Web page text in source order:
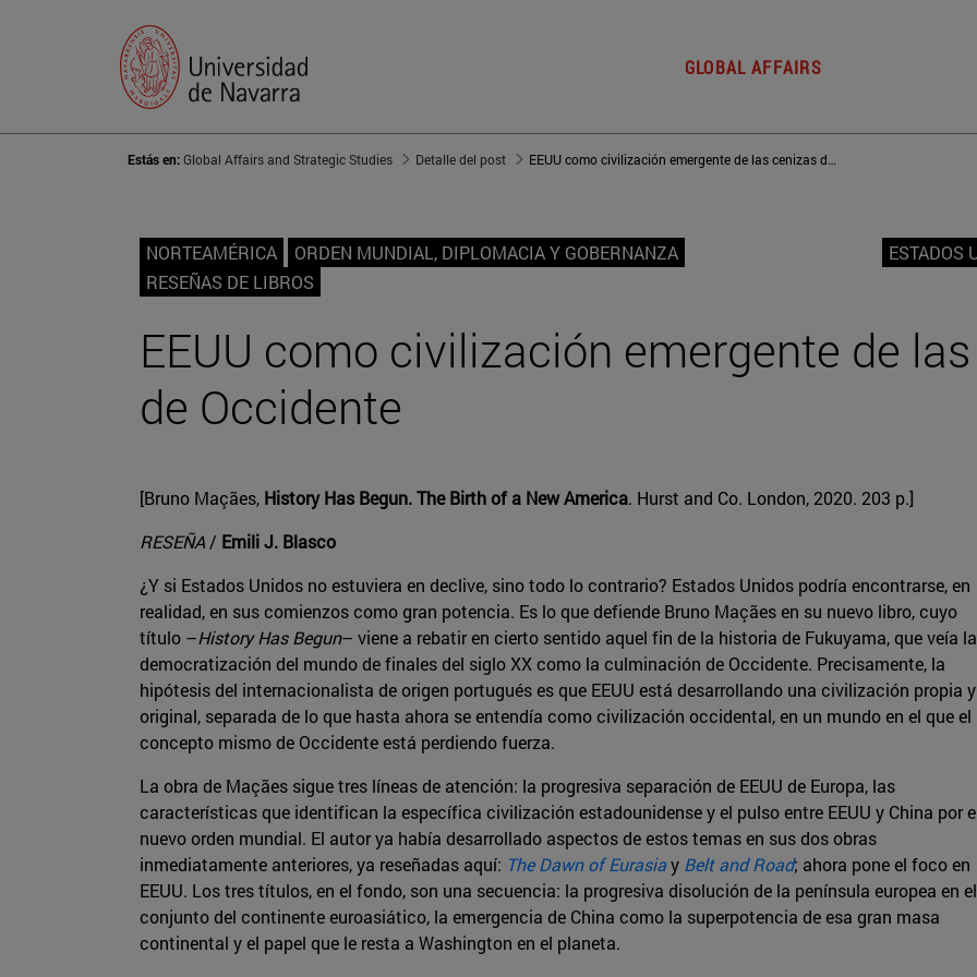
GLOBAL AFFAIRS
Estás en:Global Affairs and Strategic Studies Detalle del post EEUU como civilización emergente de las cenizas de Occidente
NORTEAMÉRICA
ORDEN MUNDIAL, DIPLOMACIA Y GOBERNANZA
RESEÑAS DE LIBROS
ESTADOS
EEUU como civilización emergente de
de Occidente
[Bruno Maçães, History Has Begun. The Birth of a New America. Hurst and Co. London, 2020. 203 p.]
RESEÑA / Emili J. Blasco
¿Y si Estados Unidos no estuviera en declive, sino todo lo contrario? Estados Unidos podría encontrarse, en
realidad, en sus comienzos como gran potencia. Es lo que defiende Bruno Maçães en su nuevo libro, cuyo
título –History Has Begun– viene a rebatir en cierto sentido aquel fin de la historia de Fukuyama, que veía la
democratización del mundo de finales del siglo XX como la culminación de Occidente. Precisamente, la
hipótesis del internacionalista de origen portugués es que EEUU está desarrollando una civilización propia y
original, separada de lo que hasta ahora se entendía como civilización occidental, en un mundo en el que el
concepto mismo de Occidente está perdiendo fuerza.
La obra de Maçães sigue tres líneas de atención: la progresiva separación de EEUU de Europa, las
características que identifican la específica civilización estadounidense y el pulso entre EEUU y China por
nuevo orden mundial. El autor ya había desarrollado aspectos de estos temas en sus dos obras
inmediatamente anteriores, ya reseñadas aquí: The Dawn of Eurasiay Belt and Road; ahora pone el foco en
EEUU. Los tres títulos, en el fondo, son una secuencia: la progresiva disolución de la península europea en el
conjunto del continente euroasiático, la emergencia de China como la superpotencia de esa gran masa
continental y el papel que le resta a Washington en el planeta.